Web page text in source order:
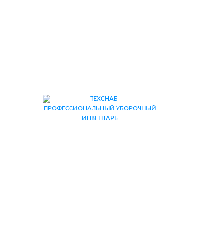
ПРОФЕССИОНАЛЬНЫЙ УБОРОЧНЫЙ
ИНВЕНТАРЬ